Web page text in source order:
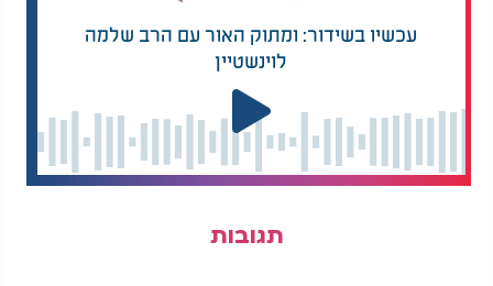
עכשיו בשידור: ומתוק האור עם הרב שלמה
לוינשטיין
תגובות